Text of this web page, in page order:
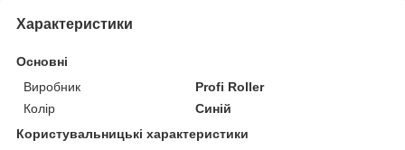
Характеристики
Основні
Виробник
Profi Roller
Колір
Синій
Користувальницькі характеристики